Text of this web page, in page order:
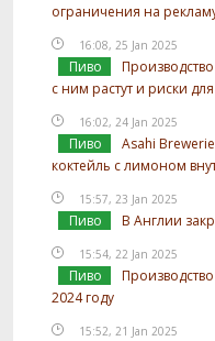
ограничения на
16:08, 25 Jan 2025
Пиво
с ним растут и риски
16:02, 24 Jan 2025
Пиво
Asahi
коктейль с лимоном
15:57, 23 Jan 2025
Пиво В Англии
15:54, 22 Jan 2025
Пиво
2024 году
15:52, 21 Jan 2025